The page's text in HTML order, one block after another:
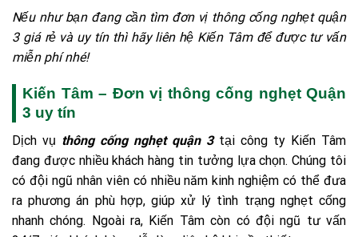
Nếu như bạn đang cần tìm đơn vị thông cống nghẹt quận
3 giá rẻ và uy tín thì hãy liên hệ Kiến Tâm để được tư vấn
miễn phí nhé!
Kiến Tâm – Đơn vị thông cống nghẹt Quận
3 uy tín
Dịch vụ thông cống nghẹt quận 3tại công ty Kiến Tâm
đang được nhiều khách hàng tin tưởng lựa chọn. Chúng tôi
có đội ngũ nhân viên có nhiều năm kinh nghiệm có thể đưa
ra phương án phù hợp, giúp xử lý tình trạng nghẹt cống
nhanh chóng. Ngoài ra, Kiến Tâm còn có đội ngũ tư vấn